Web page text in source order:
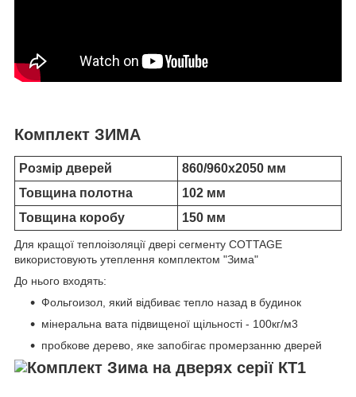
Комплект ЗИМА
Розмір дверей
860/960х2050 мм
Товщина полотна
102 мм
Товщина коробу
150 мм
Для кращої теплоізоляції двері сегменту COTTAGE
використовують утеплення комплектом "Зима"
До нього входять:
Фольгоизол, який відбиває тепло назад в будинок
мінеральна вата підвищеної щільності - 100кг/м3
пробкове дерево, яке запобігає промерзанню дверей